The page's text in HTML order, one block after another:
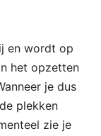
en wordt op
het opzetten
je dus
plekken
zie je